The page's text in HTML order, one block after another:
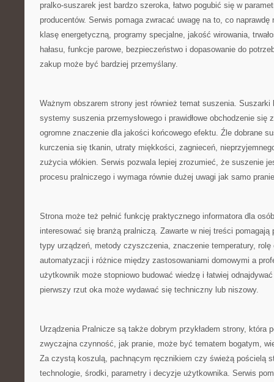
pralko-suszarek jest bardzo szeroka, łatwo pogubić się w
producentów. Serwis pomaga zwracać uwagę na to, co
klasę energetyczną, programy specjalne, jakość wirowania,
hałasu, funkcje parowe, bezpieczeństwo i dopasowanie do
zakup może być bardziej przemyślany.
Ważnym obszarem strony jest również temat suszenia. Suszarki
systemy suszenia przemysłowego i prawidłowe obchodzenie
ogromne znaczenie dla jakości końcowego efektu. Źle dobrane
kurczenia się tkanin, utraty miękkości, zagnieceń,
zużycia włókien. Serwis pozwala lepiej zrozumieć, że suszenie
procesu pralniczego i wymaga równie dużej uwagi jak samo
Strona może też pełnić funkcję praktycznego informatora dla
interesować się branżą pralniczą. Zawarte w niej treści pomagają
typy urządzeń, metody czyszczenia, znaczenie temperatury, rolę
automatyzacji i różnice między zastosowaniami domowymi a
użytkownik może stopniowo budować wiedzę i łatwiej
pierwszy rzut oka może wydawać się techniczny lub niszowy.
Urządzenia Pralnicze są także dobrym przykładem strony, która
zwyczajna czynność, jak pranie, może być tematem bogatym,
Za czystą koszulą, pachnącym ręcznikiem czy świeżą pościelą
technologie, środki, parametry i decyzje użytkownika. Serwis